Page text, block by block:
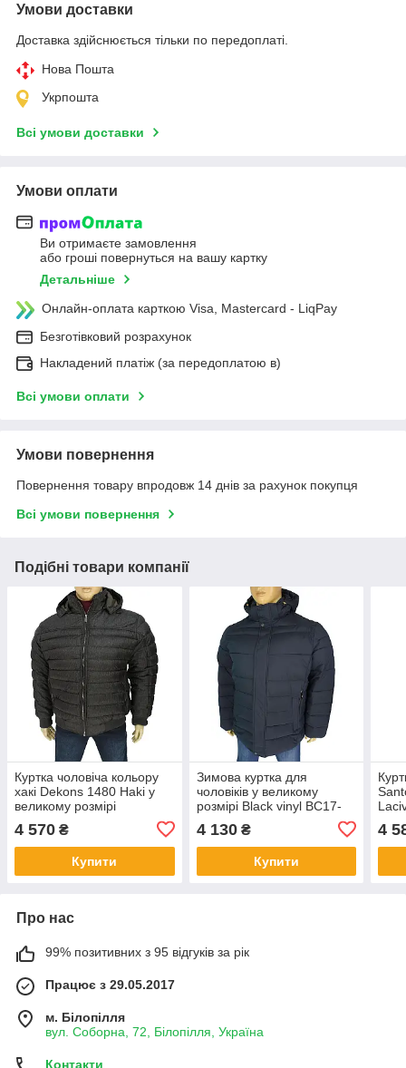
Умови доставки
Доставка здійснюється тільки по передоплаті.
Нова Пошта
Укрпошта
Всі умови доставки
Умови оплати
Ви отримаєте замовлення
або гроші повернуться на вашу картку
Детальніше
Онлайн-оплата карткою Visa, Mastercard - LiqPay
Безготівковий розрахунок
Накладений платіж (за передоплатою в)
Всі умови оплати
Умови повернення
Повернення товару впродовж 14 днів за рахунок покупця
Всі умови повернення
Подібні товари компанії
Куртка чоловіча кольору
хакі Dekons 1480 Haki у
великому розмірі
4 570 ₴
Купити
Зимова куртка для
чоловіків у великому
розмірі Black vinyl BC17-
4 130₴
Купити
4
Про нас
99% позитивних з 95 відгуків за рік
Працює з 29.05.2017
м. Білопілля
вул. Соборна, 72, Білопілля, Україна
Контакти